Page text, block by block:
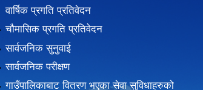
वार्षिक प्रगति प्रतिवेदन
चौमासिक प्रगति प्रतिवेदन
सार्वजनिक सुनुवाई
सार्वजनिक परीक्षण
गाउँपालिकाबाट वितरण भएका सेवा सुविधाहरुको